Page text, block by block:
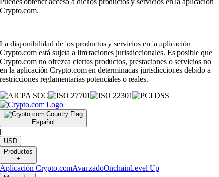
Crypto.com.
La disponibilidad de los productos y servicios en la aplicación
Crypto.com está sujeta a limitaciones jurisdiccionales. Es posible que
Crypto.com no ofrezca ciertos productos, prestaciones o servicios no
en la aplicación Crypto.com en determinadas jurisdicciones debido a
restricciones reglamentarias potenciales o reales.
Español
|
USD
Productos
+
Aplicación Crypto.comAvanzadoOnchainLevel Up